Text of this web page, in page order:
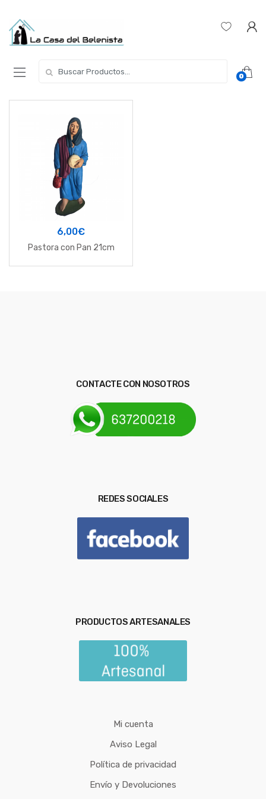
navigation
content
por:
0
6,00€
Pastora con Pan 21cm
CONTACTE CON NOSOTROS
REDES SOCIALES
PRODUCTOS ARTESANALES
Mi cuenta
Aviso Legal
Política de privacidad
Envío y Devoluciones